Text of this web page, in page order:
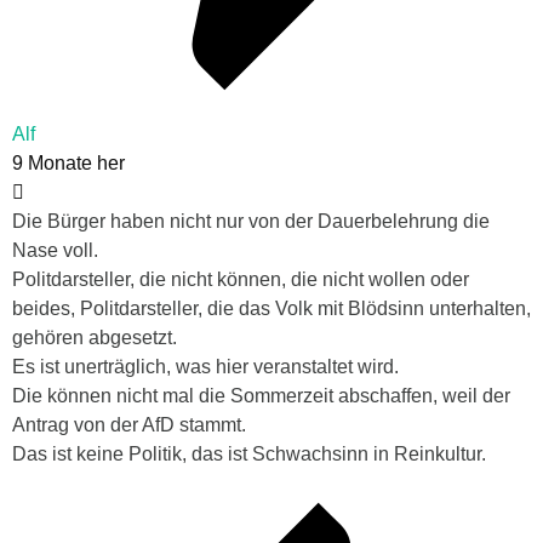
Alf
9 Monate her
Die Bürger haben nicht nur von der Dauerbelehrung die
Nase voll.
Politdarsteller, die nicht können, die nicht wollen oder
beides, Politdarsteller, die das Volk mit Blödsinn unterhalten,
gehören abgesetzt.
Es ist unerträglich, was hier veranstaltet wird.
Die können nicht mal die Sommerzeit abschaffen, weil der
Antrag von der AfD stammt.
Das ist keine Politik, das ist Schwachsinn in Reinkultur.